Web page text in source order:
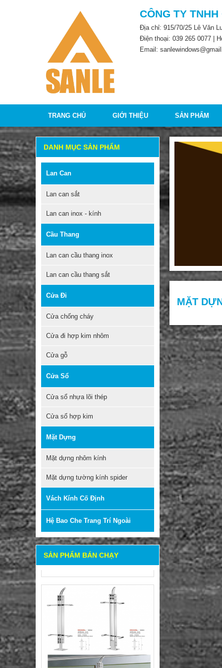
CÔNG TY
Địa chỉ: 915/70/25 Lê Văn
Điện thoại: 039 265 0077 |
Email:
TRANG CHỦ GIỚI THIỆU SẢN PHẨM
DANH MỤC SẢN PHẨM
Lan Can
Lan can sắt
Lan can inox - kính
Cầu Thang
Lan can cầu thang inox
Lan can cầu thang sắt
Cửa Đi
Cửa chống cháy
Cửa đi hợp kim nhôm
Cửa gỗ
Cửa Sổ
Cửa sổ nhựa lõi thép
Cửa sổ hợp kim
Mặt Dựng
Mặt dựng nhôm kính
Mặt dựng tường kính spider
Vách Kính Cố Định
Hệ Bao Che Trang Trí Ngoài
SẢN PHẨM BÁN CHẠY
LAN CAN INOX 304-316
SL-STH-1075
Giá: Liên hệ
LAN CAN INOX 304-316
MẶT